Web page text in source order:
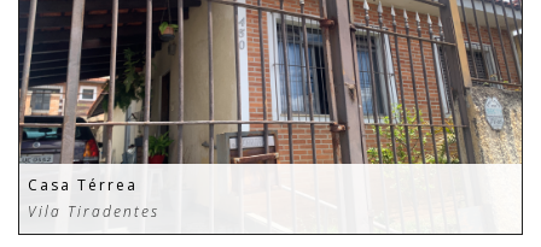
Casa Térrea
Vila Tiradentes